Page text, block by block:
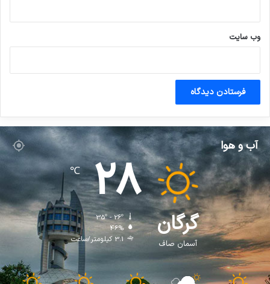
وب‌ سایت
آب و هوا
گرگان
آسمان صاف
28
℃
35º - 26º
46%
3.1 کیلومتر/ساعت